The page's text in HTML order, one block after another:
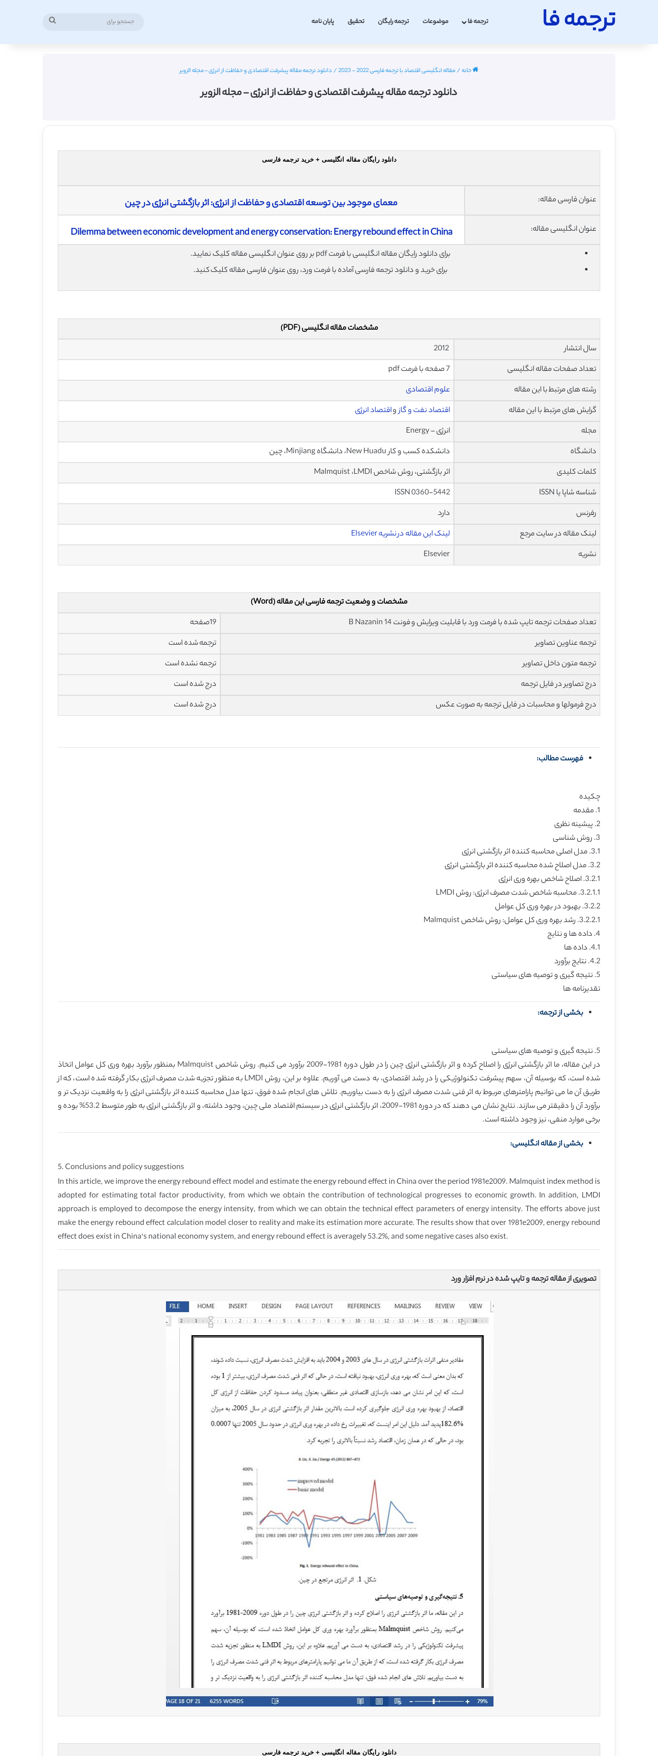
ترجمه فا ترجمه فا موضوعات ترجمه رایگان تحقیق پایان نامه
خانه/مقاله انگلیسی اقتصاد با ترجمه فارسی 2022 - 2023 / دانلود ترجمه مقاله پیشرفت اقتصادی و حفاظت از انرژی – مجله الزویر
دانلود ترجمه مقاله پیشرفت اقتصادی و حفاظت از انرژی – مجله الزویر
دانلود رایگان مقاله انگلیسی + خرید ترجمه فارسی
عنوان فارسی مقاله: معمای موجود بین توسعه اقتصادی و حفاظت از انرژی: اثر بازگشتی انرژی در چین
عنوان انگلیسی مقاله: Dilemma between economic development and energy conservation: Energy rebound effect in China
برای دانلود رایگان مقاله انگلیسی با فرمت pdf بر روی عنوان انگلیسی مقاله کلیک نمایید.
برای خرید و دانلود ترجمه فارسی آماده با فرمت ورد، روی عنوان فارسی مقاله کلیک کنید.
مشخصات مقاله انگلیسی (PDF)
سال انتشار
تعداد صفحات مقاله انگلیسی
7 صفحه با فرمت pdf
رشته های مرتبط با این مقاله
علوم اقتصادی
گرایش های مرتبط با این مقاله
اقتصاد نفت و گازواقتصاد انرژی
مجله
انرژی – Energy
دانشگاه
دانشکده کسب و کار New Huadu، دانشگاه Minjiang، چین
کلمات کلیدی
اثر بازگشتی، روش شاخص Malmquist ،LMDI
شناسه شاپا یا ISSN
ISSN 0360-5442
رفرنس
دارد
لینک مقاله در سایت مرجع
لینک این مقاله در نشریه Elsevier
نشریه
Elsevier
مشخصات و وضعیت ترجمه فارسی این مقاله (Word)
تعداد صفحات ترجمه تایپ شده با فرمت ورد با قابلیت ویرایش و فونت 14 B Nazanin
19صفحه
ترجمه عناوین تصاویر
ترجمه شده است
ترجمه متون داخل تصاویر
ترجمه نشده است
درج تصاویر در فایل ترجمه
درج شده است
درج فرمولها و محاسبات در فایل ترجمه به صورت عکس
درج شده است
فهرست مطالب:
چکیده
1. مقدمه
2. پیشینه نظری
3. روش شناسی
3.1. مدل اصلی محاسبه کننده اثر بازگشتی انرژی
3.2. مدل اصلاح شده محاسبه کننده اثر بازگشتی انرژی
3.2.1. اصلاح شاخص بهره وری انرژی
3.2.1.1. محاسبه شاخص شدت مصرف انرژی: روش LMDI
3.2.2. بهبود در بهره وری کل عوامل
3.2.2.1. رشد بهره وری کل عوامل: روش شاخص Malmquist
4. داده ها و نتایج
4.1. داده ها
4.2. نتایج برآورد
5. نتیجه گیری و توصیه های سیاستی
تقدیرنامه ها
بخشی از ترجمه:
5. نتیجه گیری و توصیه های سیاستی
در این مقاله، ما اثر بازگشتی انرژی را اصلاح کرده و اثر بازگشتی انرژی چین را در طول دوره 1981-2009 برآورد می کنیم. روش شاخص Malmquist بمنظور برآورد بهره وری کل عوامل اتخاذ
شده است، که بوسیله آن، سهم پیشرفت تکنولوژیکی را در رشد اقتصادی، به دست می آوریم. علاوه بر این، روش LMDI به منظور تجزیه شدت مصرف انرژی بکار گرفته شده است، که از
طریق آن ما می توانیم پارامترهای مربوط به اثر فنی شدت مصرف انرژی را به دست بیاوریم. تلاش های انجام شده فوق، تنها مدل محاسبه کننده اثر بازگشتی انرژی را به واقعیت نزدیک تر و
برآورد آن را دقیقتر می سازند. نتایج نشان می دهند که در دوره 1981-2009، اثر بازگشتی انرژی در سیستم اقتصاد ملی چین، وجود داشته، و اثر بازگشتی انرژی به طور متوسط 53.2% بوده و
برخی موارد منفی، نیز وجود داشته است.
بخشی از مقاله انگلیسی:
5. Conclusions and policy suggestions
In this article, we improve the energy rebound effect model and estimate the energy rebound effect in China over the period 1981e2009. Malmquist index method is
adopted for estimating total factor productivity, from which we obtain the contribution of technological progresses to economic growth. In addition, LMDI
approach is employed to decompose the energy intensity, from which we can obtain the technical effect parameters of energy intensity. The efforts above just
make the energy rebound effect calculation model closer to reality and make its estimation more accurate. The results show that over 1981e2009, energy rebound
effect does exist in China’s national economy system, and energy rebound effect is averagely 53.2%, and some negative cases also exist.
تصویری از مقاله ترجمه و تایپ شده در نرم افزار ورد
دانلود رایگان مقاله انگلیسی + خرید ترجمه فارسی